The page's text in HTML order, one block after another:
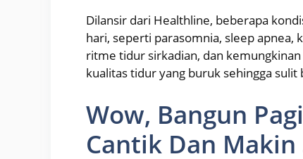
Dilansir dari Healthline, beberapa
hari, seperti parasomnia, sleep apnea,
ritme tidur sirkadian, dan
kualitas tidur yang buruk sehingga sulit
Wow, Bangun
Cantik Dan Makin